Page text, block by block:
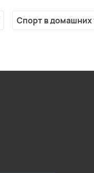
Спорт в домашних